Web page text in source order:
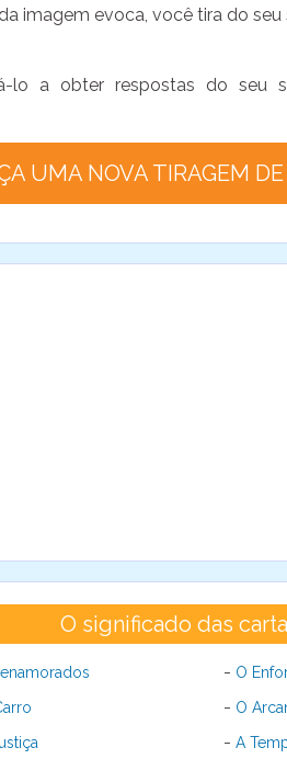
imagem evoca, você tira do
lo a obter respostas do seu
UMA NOVA TIRAGEM
O significado das
- O
- O
- A